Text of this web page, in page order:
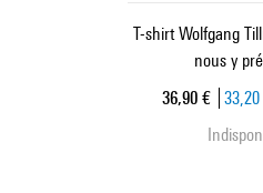
T-shirt Wolfgang
nous y
Prix ​​actuel
36,90 €